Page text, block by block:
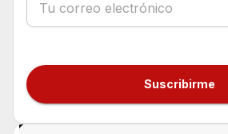
Suscribirme